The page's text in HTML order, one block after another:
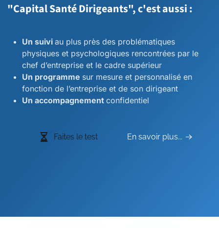
"Capital Santé Dirigeants", c'est aussi :
Un suivi au plus près des problématiques
physiques et psychologiques rencontrées par le
chef d’entreprise et le cadre supérieur
Un programme sur mesure et personnalisé en
fonction de l’entreprise et de son dirigeant
Un accompagnement confidentiel
Faites le test En savoir plus...